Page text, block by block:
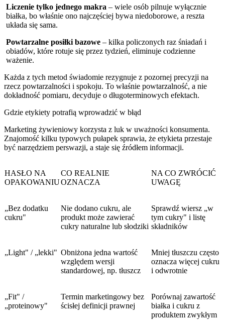
Liczenie tylko jednego makra – wiele osób pilnuje wyłącznie
białka, bo właśnie ono najczęściej bywa niedoborowe, a reszta
układa się sama.
Powtarzalne posiłki bazowe – kilka policzonych raz śniadań i
obiadów, które rotuje się przez tydzień, eliminuje codzienne
ważenie.
Każda z tych metod świadomie rezygnuje z pozornej precyzji na
rzecz powtarzalności i spokoju. To właśnie powtarzalność, a nie
dokładność pomiaru, decyduje o długoterminowych efektach.
Gdzie etykiety potrafią wprowadzić w błąd
Marketing żywieniowy korzysta z luk w uważności konsumenta.
Znajomość kilku typowych pułapek sprawia, że etykieta przestaje
być narzędziem perswazji, a staje się źródłem informacji.
HASŁO NA
OPAKOWANIU
CO REALNIE
OZNACZA
NA CO ZWRÓCIĆ
UWAGĘ
„Bez dodatku
cukru"
Nie dodano cukru, ale
produkt może zawierać
cukry naturalne lub słodziki
Sprawdź wiersz „w
tym cukry" i listę
składników
„Light" / „lekki" Obniżona jedna wartość
względem wersji
standardowej, np. tłuszcz
Mniej tłuszczu często
oznacza więcej cukru
i odwrotnie
„Fit" /
„proteinowy"
Termin marketingowy bez
ścisłej definicji prawnej
Porównaj zawartość
białka i cukru z
produktem zwykłym